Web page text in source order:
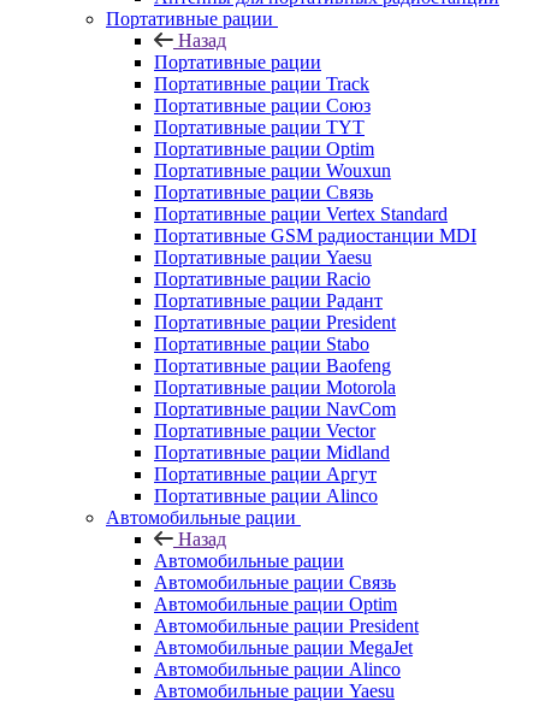
Портативные рации
Назад
Портативные рации
Портативные рации Track
Портативные рации Союз
Портативные рации TYT
Портативные рации Optim
Портативные рации Wouxun
Портативные рации Связь
Портативные рации Vertex Standard
Портативные GSM радиостанции MDI
Портативные рации Yaesu
Портативные рации Racio
Портативные рации Радант
Портативные рации President
Портативные рации Stabo
Портативные рации Baofeng
Портативные рации Motorola
Портативные рации NavCom
Портативные рации Vector
Портативные рации Midland
Портативные рации Аргут
Портативные рации Alinco
Автомобильные рации
Назад
Автомобильные рации
Автомобильные рации Связь
Автомобильные рации Optim
Автомобильные рации President
Автомобильные рации MegaJet
Автомобильные рации Alinco
Автомобильные рации Yaesu